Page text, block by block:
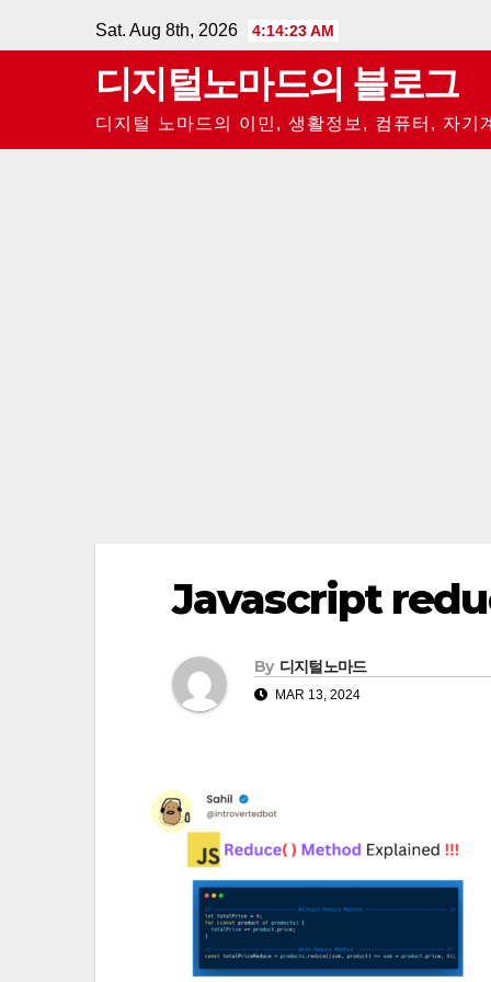
to
Sat. Aug 8th, 2026 4:14:23 AM
디지털노마드의 블로그
디지털 노마드의 이민, 생활정보, 컴퓨터, 자기
Javascript
By 디지털노마드
MAR 13, 2024